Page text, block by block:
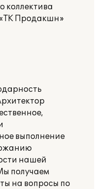
коллектива
Продакшн»
выполнение
нашей
получаем
на вопросы по